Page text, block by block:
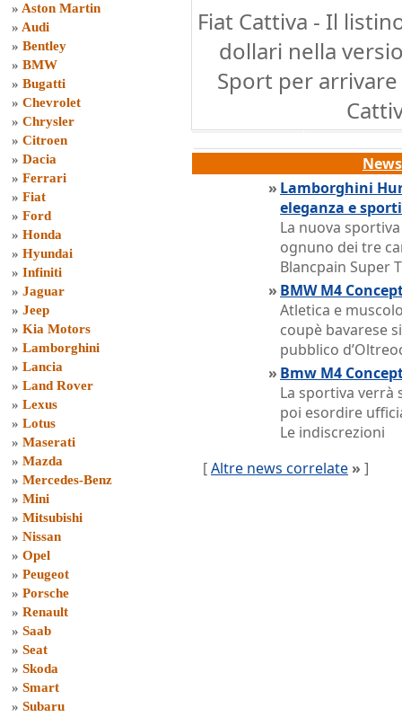
» Aston Martin
» Audi
» Bentley
» BMW
» Bugatti
» Chevrolet
» Chrysler
» Citroen
» Dacia
» Ferrari
» Fiat
» Ford
» Honda
» Hyundai
» Infiniti
» Jaguar
» Jeep
» Kia Motors
» Lamborghini
» Lancia
» Land Rover
» Lexus
» Lotus
» Maserati
» Mazda
» Mercedes-Benz
» Mini
» Mitsubishi
» Nissan
» Opel
» Peugeot
» Porsche
» Renault
» Saab
» Seat
» Skoda
» Smart
» Subaru
Fiat Cattiva - Il
dollari nella
Sport per
» Lamborghini
eleganza e
La nuova
ognuno dei tre
Blancpain Super
» BMW M4
Atletica e
coupè bavarese
pubblico
» Bmw M4
La sportiva verrà
poi esordire
Le indiscrezioni
[Altre news correlate » ]